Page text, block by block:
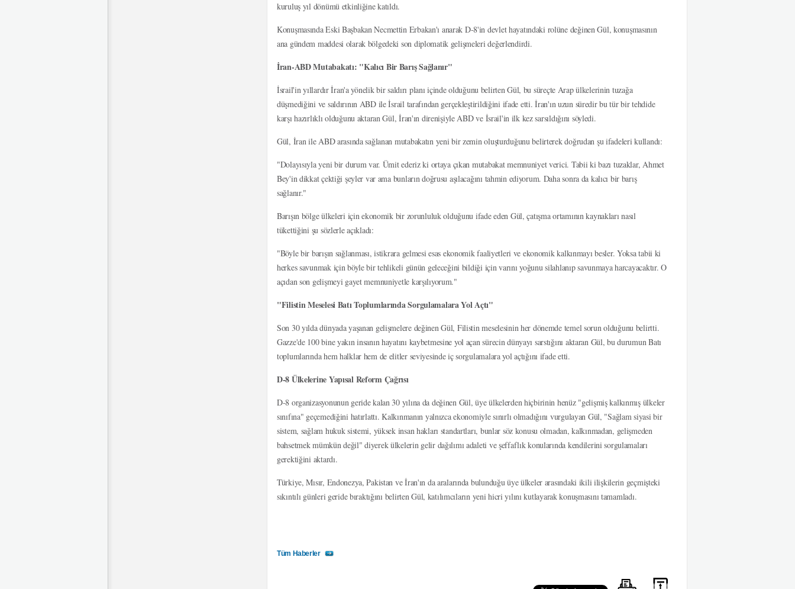
kuruluş yıl dönümü etkinliğine katıldı.
Konuşmasında Eski Başbakan Necmettin Erbakan'ı anarak D-8'in devlet hayatındaki rolüne değinen Gül, konuşmasının
ana gündem maddesi olarak bölgedeki son diplomatik gelişmeleri değerlendirdi.
İran-ABD Mutabakatı: "Kalıcı Bir Barış Sağlanır"
İsrail'in yıllardır İran'a yönelik bir saldırı planı içinde olduğunu belirten Gül, bu süreçte Arap ülkelerinin tuzağa
düşmediğini ve saldırının ABD ile İsrail tarafından gerçekleştirildiğini ifade etti. İran'ın uzun süredir bu tür bir tehdide
karşı hazırlıklı olduğunu aktaran Gül, İran'ın direnişiyle ABD ve İsrail'in ilk kez sarsıldığını söyledi.
Gül, İran ile ABD arasında sağlanan mutabakatın yeni bir zemin oluşturduğunu belirterek doğrudan şu ifadeleri kullandı:
"Dolayısıyla yeni bir durum var. Ümit ederiz ki ortaya çıkan mutabakat memnuniyet verici. Tabii ki bazı tuzaklar, Ahmet
Bey'in dikkat çektiği şeyler var ama bunların doğrusu aşılacağını tahmin ediyorum. Daha sonra da kalıcı bir barış
sağlanır."
Barışın bölge ülkeleri için ekonomik bir zorunluluk olduğunu ifade eden Gül, çatışma ortamının kaynakları nasıl
tükettiğini şu sözlerle açıkladı:
"Böyle bir barışın sağlanması, istikrara gelmesi esas ekonomik faaliyetleri ve ekonomik kalkınmayı besler. Yoksa tabii ki
herkes savunmak için böyle bir tehlikeli günün geleceğini bildiği için varını yoğunu silahlanıp savunmaya harcayacaktır. O
açıdan son gelişmeyi gayet memnuniyetle karşılıyorum."
"Filistin Meselesi Batı Toplumlarında Sorgulamalara Yol Açtı"
Son 30 yılda dünyada yaşanan gelişmelere değinen Gül, Filistin meselesinin her dönemde temel sorun olduğunu belirtti.
Gazze'de 100 bine yakın insanın hayatını kaybetmesine yol açan sürecin dünyayı sarstığını aktaran Gül, bu durumun Batı
toplumlarında hem halklar hem de elitler seviyesinde iç sorgulamalara yol açtığını ifade etti.
D-8 Ülkelerine Yapısal Reform Çağrısı
D-8 organizasyonunun geride kalan 30 yılına da değinen Gül, üye ülkelerden hiçbirinin henüz "gelişmiş kalkınmış ülkeler
sınıfına" geçemediğini hatırlattı. Kalkınmanın yalnızca ekonomiyle sınırlı olmadığını vurgulayan Gül, "Sağlam siyasi bir
sistem, sağlam hukuk sistemi, yüksek insan hakları standartları, bunlar söz konusu olmadan, kalkınmadan, gelişmeden
bahsetmek mümkün değil" diyerek ülkelerin gelir dağılımı adaleti ve şeffaflık konularında kendilerini sorgulamaları
gerektiğini aktardı.
Türkiye, Mısır, Endonezya, Pakistan ve İran'ın da aralarında bulunduğu üye ülkeler arasındaki ikili ilişkilerin geçmişteki
sıkıntılı günleri geride bıraktığını belirten Gül, katılımcıların yeni hicri yılını kutlayarak konuşmasını tamamladı.
Tüm Haberler